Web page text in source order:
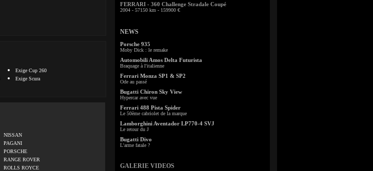
Exige Cup 260
Exige Scura
NISSAN
PAGANI
PORSCHE
RANGE ROVER
ROLLS ROYCE
FERRARI - 360 Challenge Stradale Coupé
2004 - 57150 km - 159900 €
NEWS
Porsche 935
Moby Dick : le remake
Automobili Amos Delta Futurista
Braquage à l'italienne
Ferrari Monza SP1 & SP2
Ode au passé
Bugatti Chiron Sky View
Hypercar avec vue
Ferrari 488 Pista Spider
Le 50ème cabriolet de la marque
Lamborghini Aventador LP770-4 SVJ
Le retour du J
Bugatti Divo
L'arme fatale ?
GALERIE VIDEOS